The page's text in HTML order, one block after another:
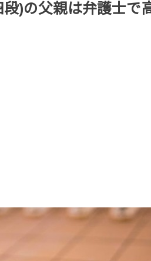
)の父親は弁護士で